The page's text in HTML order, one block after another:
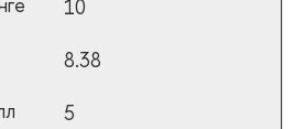
10
8.38
5